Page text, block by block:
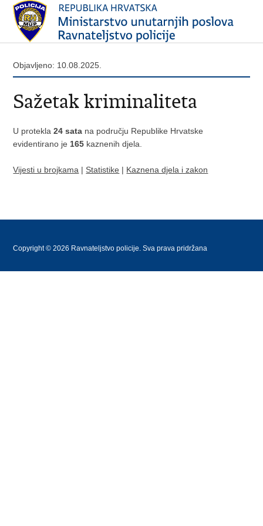
Objavljeno: 10.08.2025.
Sažetak kriminaliteta
U protekla24 sata na području Republike Hrvatske
evidentirano je 165 kaznenih djela.
Vijesti u brojkama | Statistike | Kaznena djela i zakon
Copyright © 2026 Ravnateljstvo policije. Sva prava pridržana